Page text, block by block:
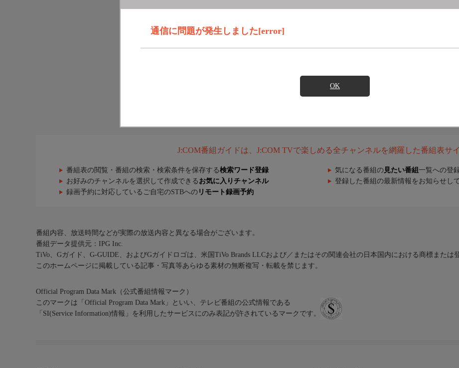
通信に問題が発生しました[error]
OK
J:COM番組ガイドは、J:COM TVで楽しめる全チャンネルを網羅した番組表サイ
番組表の閲覧・番組の検索・検索条件を保存する検索ワード登録 気になる番組の 見たい番組 一覧への登
お好みのチャンネルを選択して作成できる お気に入りチャンネル 登録した番組の最新情報をお知らせし
録画予約に対応しているご自宅のSTBへの リモート録画予約
番組内容、放送時間などが実際の放送内容と異なる場合がございます。
番組データ提供元：IPG Inc.
TiVo、Gガイド、G-GUIDE、およびGガイドロゴは、米国TiVo Brands LLCおよび／またはその関連会社の日本国内における商標または
このホームページに掲載している記事・写真等あらゆる素材の無断複写・転載を禁じます。
Official Program Data Mark（公式番組情報マーク）
このマークは「Official Program Data Mark」といい、テレビ番組の公式情報である
「SI(Service Information)情報」を利用したサービスにのみ表記が許されているマークです。